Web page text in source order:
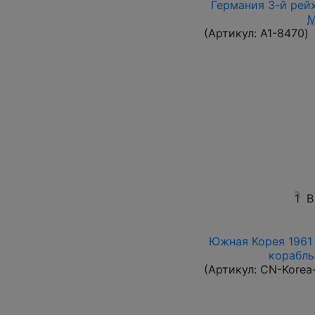
Германия 3-й
(Артикул: A1-8470)
1
Южная Корея 1961
(Артикул: CN-